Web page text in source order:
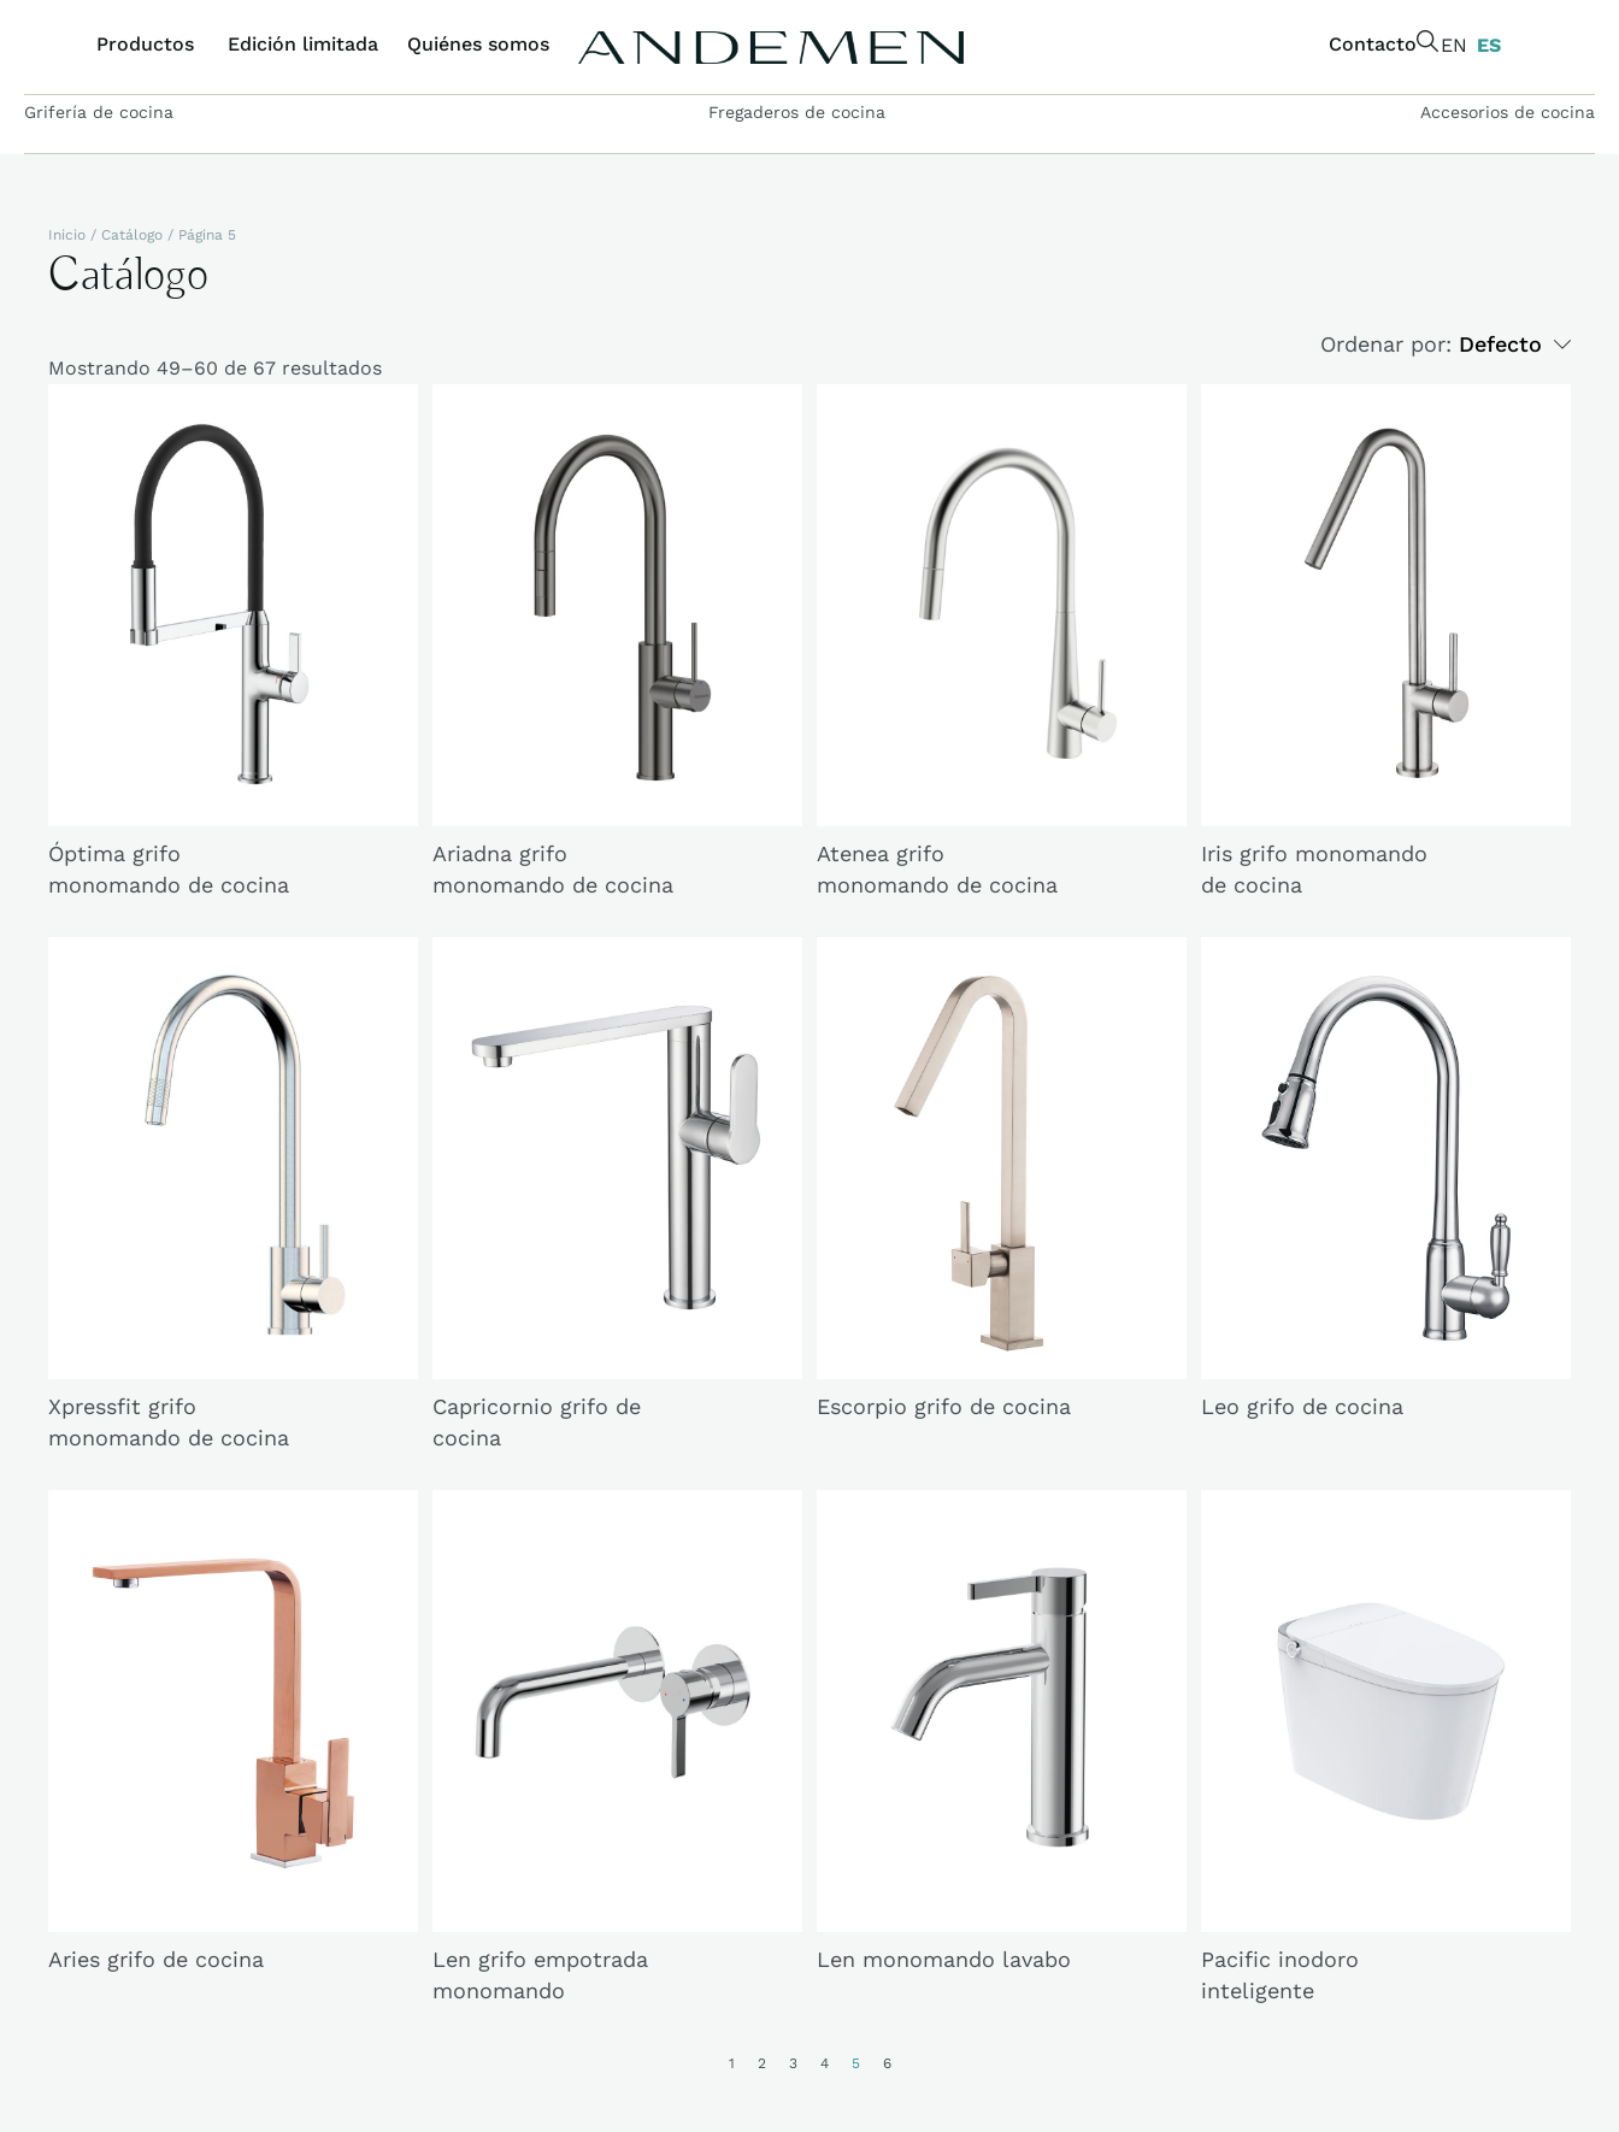
Productos Edición limitada Quiénes somos Contacto EN ES
Grifería de cocina Fregaderos de cocina Accesorios de cocina
Inicio / Catálogo / Página 5
Catálogo
Ordenar por: Defecto
Óptima grifo
monomando de cocina
Ariadna grifo
monomando de cocina
Atenea grifo
monomando de cocina
Iris grifo monomando
de cocina
Xpressfit grifo
monomando de cocina
Capricornio grifo de
cocina
Escorpio grifo de cocina Leo grifo de cocina
Aries grifo de cocina
Len grifo empotrada
monomando
Len monomando lavabo
Pacific inodoro
inteligente
1 2 3 4 5 6
Mostrando 49–60 de 67 resultados